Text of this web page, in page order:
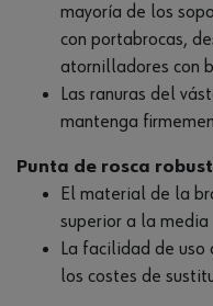
mayoría de los
con portabrocas,
atornilladores con
Las ranuras del
mantenga
Punta de rosca
El material de la
superior a la media
La facilidad de
los costes de